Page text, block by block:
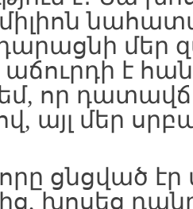
միլիոն
մեր
է
որ
այլ մեր
ցնցված էր
խոսեց